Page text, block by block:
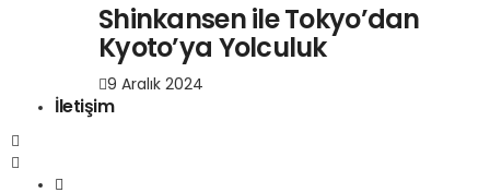
Shinkansen ile Tokyo’dan
Kyoto’ya Yolculuk
9 Aralık 2024
İletişim